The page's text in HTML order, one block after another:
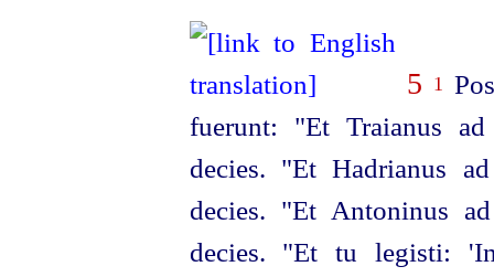
5 1
fuerunt: "Et Traianus
decies. "Et Hadrianus
decies. "Et Antoninus
decies. "Et tu legisti: